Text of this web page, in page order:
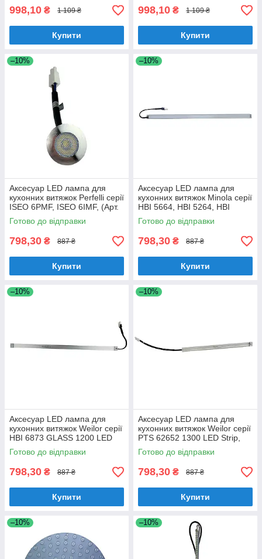
998,10 ₴ 1 109 ₴
Купити
998,10 ₴ 1 109 ₴
Купити
–10%
Аксесуар LED лампа для
кухонних витяжок Perfelli серії
ISEO 6PMF, ISEO 6IMF, (Арт.
0012)
Готово до відправки
798,30 ₴ 887 ₴
Купити
–10%
Аксесуар LED лампа для
кухонних витяжок Minola серії
HBI 5664, HBI 5264, HBI
6873, HBI 6673, (Арт. 0009)
Готово до відправки
798,30 ₴ 887 ₴
Купити
–10%
Аксесуар LED лампа для
кухонних витяжок Weilor серії
HBI 6873 GLASS 1200 LED
Line, (Арт. WLP 03)
Готово до відправки
798,30 ₴ 887 ₴
Купити
–10%
Аксесуар LED лампа для
кухонних витяжок Weilor серії
PTS 62652 1300 LED Strip,
(Арт. WLP 04)
Готово до відправки
798,30 ₴ 887 ₴
Купити
–10% –10%